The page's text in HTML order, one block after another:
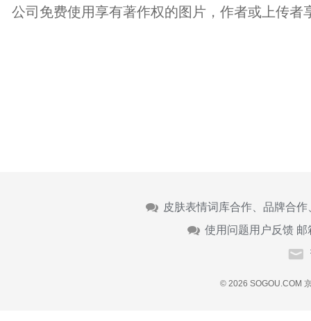
公司免费使用享有著作权的图片，作者或上传者
皮肤表情词库合作、品牌合
使用问题用户反馈 邮
© 2026 SOGOU.COM